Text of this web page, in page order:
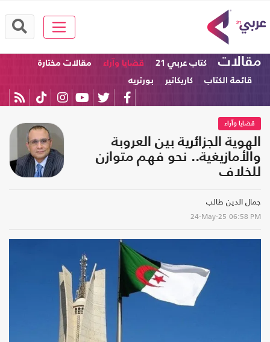
مقالات كتاب عربي 21 قضايا وآراء
مقالات مختارة
قائمة الكتاب
كاريكاتير بورتريه
قضايا وآراء
الهوية الجزائرية بين العروبة
والأمازيغية.. نحو فهم متوازن
للخلاف
جمال الدين طالب
24-May-25 06:58 PM